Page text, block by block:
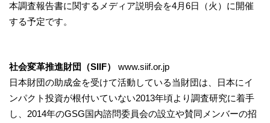
本調査報告書に関するメディア説明会を4月6日（火）に開催
する予定です。
社会変革推進財団（SIIF）
www.siif.or.jp
日本財団の助成金を受けて活動している当財団は、日本にイ
ンパクト投資が根付いていない2013年頃より調査研究に着手
し、2014年のGSG国内諮問委員会の設立や賛同メンバーの招